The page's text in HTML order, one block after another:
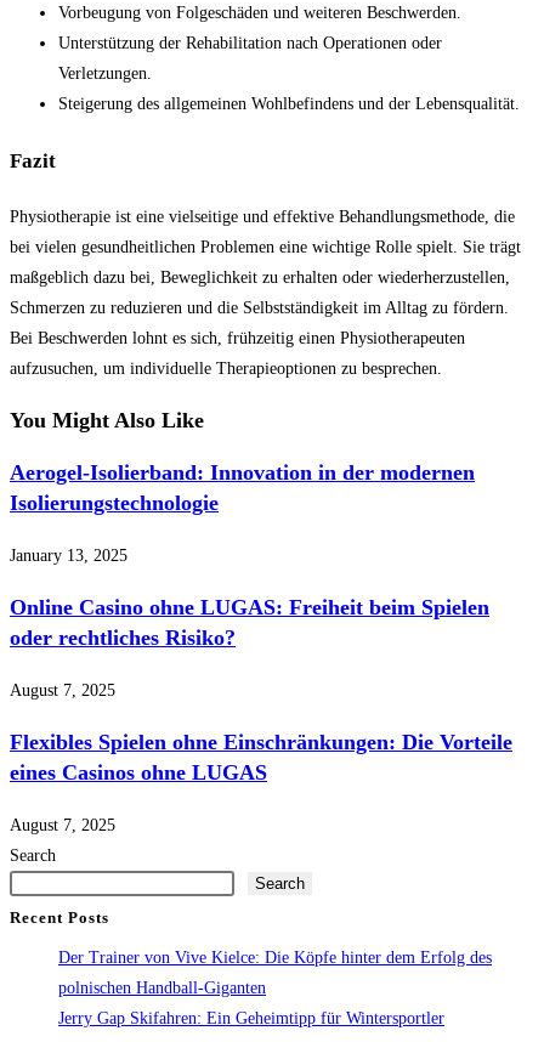
Vorbeugung von Folgeschäden und weiteren Beschwerden.
Unterstützung der Rehabilitation nach Operationen oder
Verletzungen.
Steigerung des allgemeinen Wohlbefindens und der Lebensqualität.
Fazit
Physiotherapie ist eine vielseitige und effektive Behandlungsmethode, die
bei vielen gesundheitlichen Problemen eine wichtige Rolle spielt. Sie trägt
maßgeblich dazu bei, Beweglichkeit zu erhalten oder wiederherzustellen,
Schmerzen zu reduzieren und die Selbstständigkeit im Alltag zu fördern.
Bei Beschwerden lohnt es sich, frühzeitig einen Physiotherapeuten
aufzusuchen, um individuelle Therapieoptionen zu besprechen.
You Might Also Like
Aerogel-Isolierband: Innovation in der modernen
Isolierungstechnologie
January 13, 2025
Online Casino ohne LUGAS: Freiheit beim Spielen
oder rechtliches Risiko?
August 7, 2025
Flexibles Spielen ohne Einschränkungen: Die Vorteile
eines Casinos ohne LUGAS
August 7, 2025
Search
Search
Recent Posts
Der Trainer von Vive Kielce: Die Köpfe hinter dem Erfolg des
polnischen Handball-Giganten
Jerry Gap Skifahren: Ein Geheimtipp für Wintersportler